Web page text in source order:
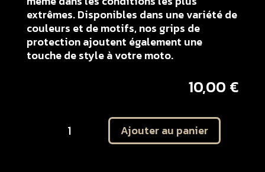
extrêmes. Disponibles dans une variété de
couleurs et de motifs, nos grips de
protection ajoutent également une
touche de style à votre moto.
10,00 €
Ajouter au panier